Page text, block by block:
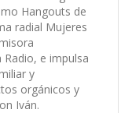
Hangouts de
radial Mujeres
e impulsa
y
orgánicos y
Iván.